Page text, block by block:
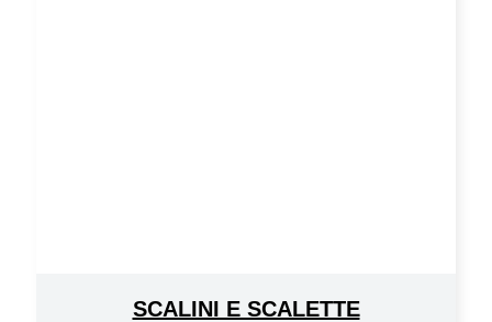
SCALINI E SCALETTE